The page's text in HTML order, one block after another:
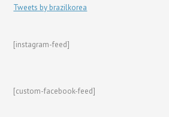
Tweets by brazilkorea
[instagram-feed]
[custom-facebook-feed]